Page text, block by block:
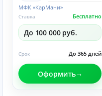
МФК «КарМани»
Бесплатно
Ставка
До 100 000 руб.
До 365 дней
Срок
Оформить